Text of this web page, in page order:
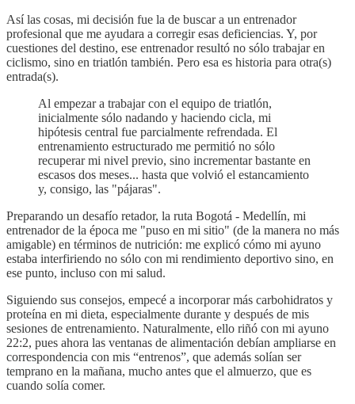
Así las cosas, mi decisión fue la de buscar a un entrenador
profesional que me ayudara a corregir esas deficiencias. Y, por
cuestiones del destino, ese entrenador resultó no sólo trabajar en
ciclismo, sino en triatlón también. Pero esa es historia para otra(s)
entrada(s).
Al empezar a trabajar con el equipo de triatlón,
inicialmente sólo nadando y haciendo cicla, mi
hipótesis central fue parcialmente refrendada. El
entrenamiento estructurado me permitió no sólo
recuperar mi nivel previo, sino incrementar bastante en
escasos dos meses... hasta que volvió el estancamiento
y, consigo, las "pájaras".
Preparando un desafío retador, la ruta Bogotá - Medellín, mi
entrenador de la época me "puso en mi sitio" (de la manera no más
amigable) en términos de nutrición: me explicó cómo mi ayuno
estaba interfiriendo no sólo con mi rendimiento deportivo sino, en
ese punto, incluso con mi salud.
Siguiendo sus consejos, empecé a incorporar más carbohidratos y
proteína en mi dieta, especialmente durante y después de mis
sesiones de entrenamiento. Naturalmente, ello riñó con mi ayuno
22:2, pues ahora las ventanas de alimentación debían ampliarse en
correspondencia con mis “entrenos”, que además solían ser
temprano en la mañana, mucho antes que el almuerzo, que es
cuando solía comer.